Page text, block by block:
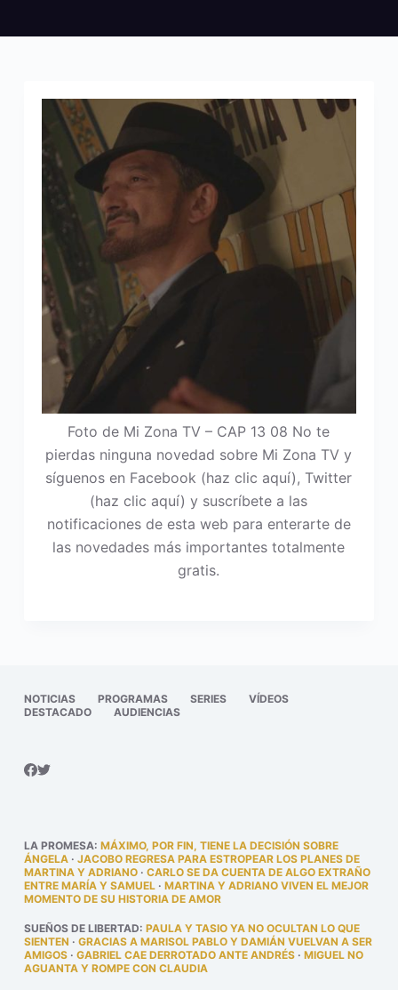
Foto de Mi Zona TV – CAP 13 08 No te
pierdas ninguna novedad sobre Mi Zona TV y
síguenos en Facebook (haz clic aquí), Twitter
(haz clic aquí) y suscríbete a las
notificaciones de esta web para enterarte de
las novedades más importantes totalmente
gratis.
NOTICIAS PROGRAMAS SERIES
VÍDEOS
DESTACADO
AUDIENCIAS
LA PROMESA: MÁXIMO, POR FIN, TIENE LA DECISIÓN SOBRE
ÁNGELA· JACOBO REGRESA PARA ESTROPEAR LOS PLANES DE
MARTINA Y ADRIANO· CARLO SE DA CUENTA DE ALGO EXTRAÑO
ENTRE MARÍA Y SAMUEL· MARTINA Y ADRIANO VIVEN EL MEJOR
MOMENTO DE SU HISTORIA DE AMOR
SUEÑOS DE LIBERTAD: PAULA Y TASIO YA NO OCULTAN LO QUE
SIENTEN · GRACIAS A MARISOL PABLO Y DAMIÁN VUELVAN A SER
AMIGOS· GABRIEL CAE DERROTADO ANTE ANDRÉS· MIGUEL NO
AGUANTA Y ROMPE CON CLAUDIA